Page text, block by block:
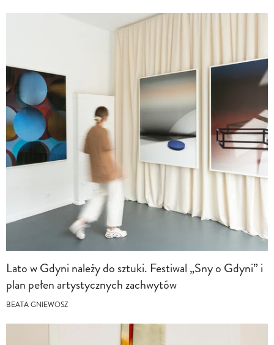
Lato w Gdyni należy do sztuki. Festiwal „Sny o Gdyni” i
plan pełen artystycznych zachwytów
BEATA GNIEWOSZ